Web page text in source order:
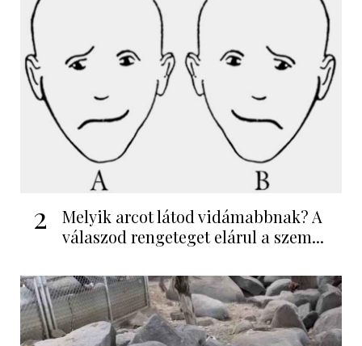
2
Melyik arcot látod vidámabbnak? A
válaszod rengeteget elárul a szem...